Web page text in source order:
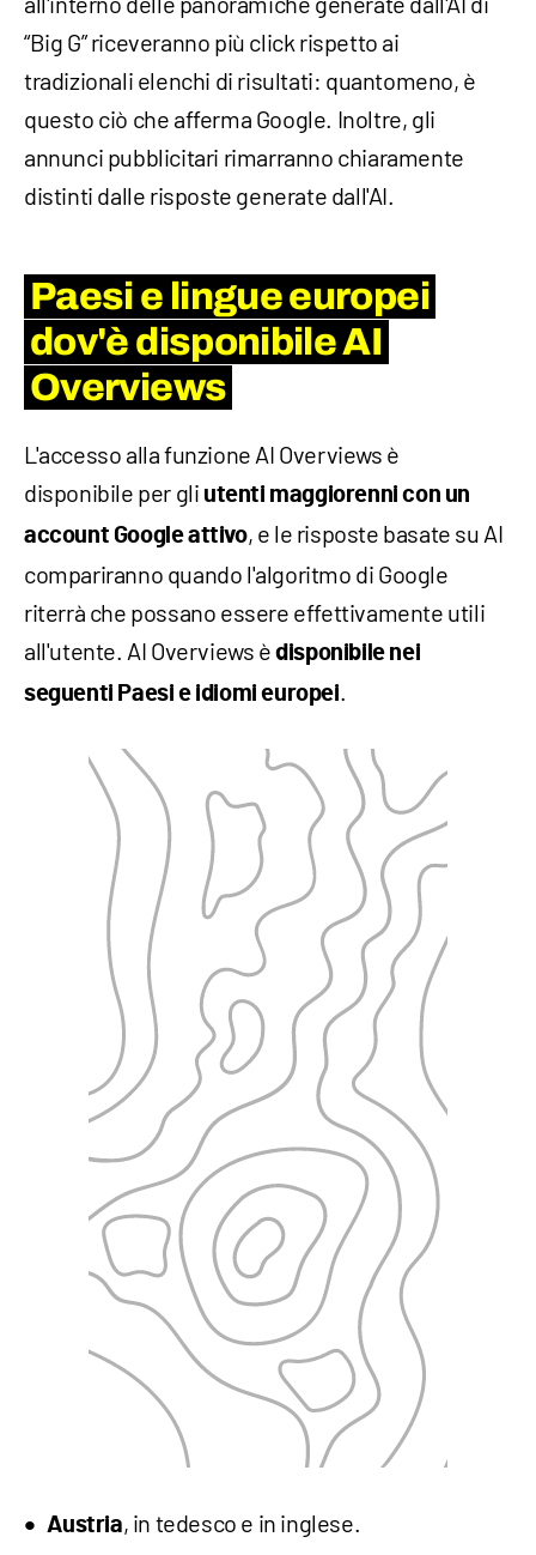
“Big G” riceveranno più click rispetto ai
tradizionali elenchi di risultati: quantomeno, è
questo ciò che afferma Google. Inoltre, gli
annunci pubblicitari rimarranno chiaramente
distinti dalle risposte generate dall'AI.
Paesi e lingue europei
dov'è disponibile AI
Overviews
L'accesso alla funzione AI Overviews è
disponibile per gli utenti maggiorenni con un
account Google attivo, e le risposte basate su AI
compariranno quando l'algoritmo di Google
riterrà che possano essere effettivamente utili
all'utente. AI Overviews èdisponibile nei
seguenti Paesi e idiomi europei.
Austria, in tedesco e in inglese.